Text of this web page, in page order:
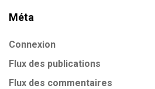
Méta
Connexion
Flux des publications
Flux des commentaires